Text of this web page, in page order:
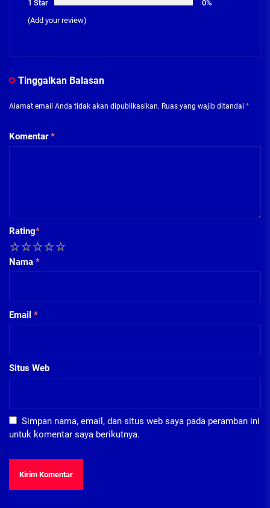
1 Star
0%
(Add your review)
Tinggalkan Balasan
Alamat email Anda tidak akan dipublikasikan. Ruas yang wajib ditandai *
Komentar*
Rating*
5
4
3
2
Nama *
Email *
Situs Web
Simpan nama, email, dan situs web saya pada peramban ini
untuk komentar saya berikutnya.